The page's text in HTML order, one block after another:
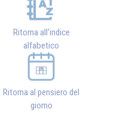
Ritorna all'indice
alfabetico
Ritorna al pensiero del
giorno